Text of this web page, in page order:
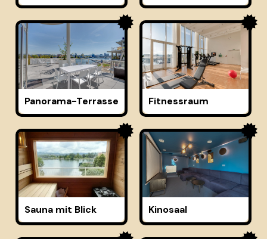
Panorama-Terrasse Fitnessraum
Sauna mit Blick Kinosaal